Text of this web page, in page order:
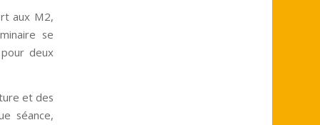
aux M2,
se
deux
et des
séance,